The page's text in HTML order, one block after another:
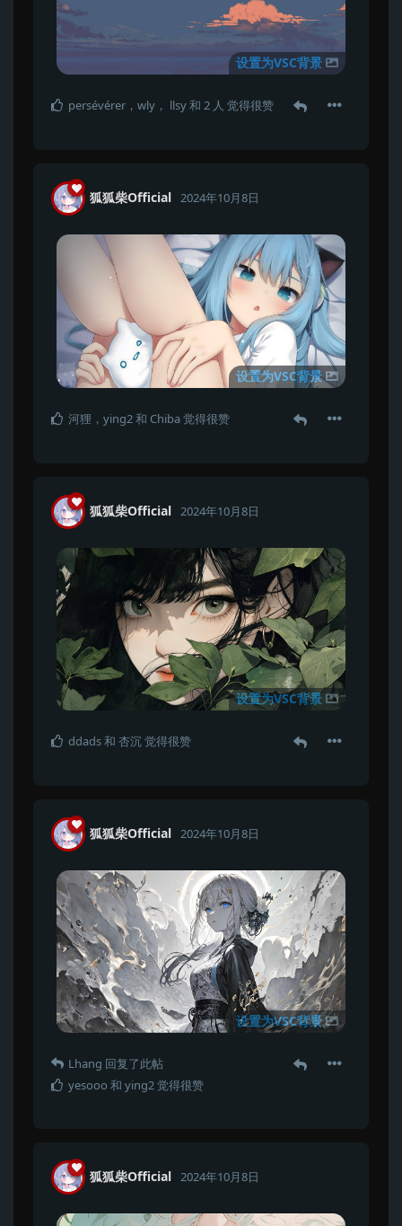
设置为VSC背景
persévérer ， wly ， llsy和 2 人 觉得很赞
狐狐柴Official 2024年10月8日
设置为VSC背景
河狸 ， ying2和 Chiba觉得很赞
狐狐柴Official 2024年10月8日
设置为VSC背景
ddads和 杏沉觉得很赞
狐狐柴Official 2024年10月8日
设置为VSC背景
Lhang 回复了此帖
yesooo 和 ying2觉得很赞
狐狐柴Official 2024年10月8日